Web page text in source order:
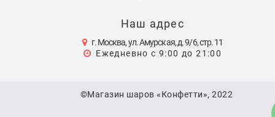
Наш адрес
г. Москва, ул. Амурская, д. 9/6, стр. 11
Ежедневно с 9:00 до 21:00
©Магазин шаров «Конфетти», 2022